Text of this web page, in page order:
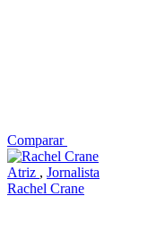
Comparar
Atriz , Jornalista
Rachel Crane